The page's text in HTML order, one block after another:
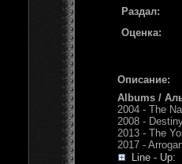
Раздал:
Оценка:
Описание:
Albums /
2004 - The
2008 -
2013 - The
2017 -
Line - Up: